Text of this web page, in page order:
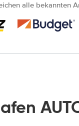
alle bekannten